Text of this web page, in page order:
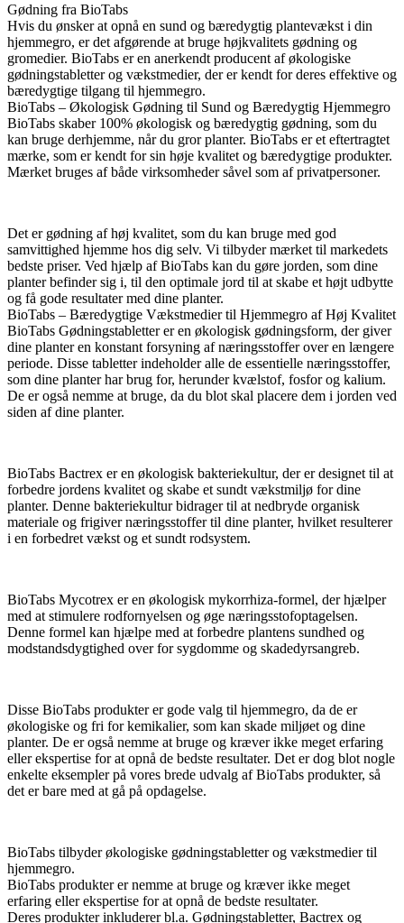
Gødning fra BioTabs
Hvis du ønsker at opnå en sund og bæredygtig plantevækst i din
hjemmegro, er det afgørende at bruge højkvalitets gødning og
gromedier. BioTabs er en anerkendt producent af økologiske
gødningstabletter og vækstmedier, der er kendt for deres effektive og
bæredygtige tilgang til hjemmegro.
BioTabs – Økologisk Gødning til Sund og Bæredygtig Hjemmegro
BioTabs skaber 100% økologisk og bæredygtig gødning, som du
kan bruge derhjemme, når du gror planter. BioTabs er et eftertragtet
mærke, som er kendt for sin høje kvalitet og bæredygtige produkter.
Mærket bruges af både virksomheder såvel som af privatpersoner.
Det er gødning af høj kvalitet, som du kan bruge med god
samvittighed hjemme hos dig selv. Vi tilbyder mærket til markedets
bedste priser. Ved hjælp af BioTabs kan du gøre jorden, som dine
planter befinder sig i, til den optimale jord til at skabe et højt udbytte
og få gode resultater med dine planter.
BioTabs – Bæredygtige Vækstmedier til Hjemmegro af Høj Kvalitet
BioTabs Gødningstabletter er en økologisk gødningsform, der giver
dine planter en konstant forsyning af næringsstoffer over en længere
periode. Disse tabletter indeholder alle de essentielle næringsstoffer,
som dine planter har brug for, herunder kvælstof, fosfor og kalium.
De er også nemme at bruge, da du blot skal placere dem i jorden ved
siden af dine planter.
BioTabs Bactrex er en økologisk bakteriekultur, der er designet til at
forbedre jordens kvalitet og skabe et sundt vækstmiljø for dine
planter. Denne bakteriekultur bidrager til at nedbryde organisk
materiale og frigiver næringsstoffer til dine planter, hvilket resulterer
i en forbedret vækst og et sundt rodsystem.
BioTabs Mycotrex er en økologisk mykorrhiza-formel, der hjælper
med at stimulere rodfornyelsen og øge næringsstofoptagelsen.
Denne formel kan hjælpe med at forbedre plantens sundhed og
modstandsdygtighed over for sygdomme og skadedyrsangreb.
Disse BioTabs produkter er gode valg til hjemmegro, da de er
økologiske og fri for kemikalier, som kan skade miljøet og dine
planter. De er også nemme at bruge og kræver ikke meget erfaring
eller ekspertise for at opnå de bedste resultater. Det er dog blot nogle
enkelte eksempler på vores brede udvalg af BioTabs produkter, så
det er bare med at gå på opdagelse.
​​BioTabs tilbyder økologiske gødningstabletter og vækstmedier til
hjemmegro.
BioTabs produkter er nemme at bruge og kræver ikke meget
erfaring eller ekspertise for at opnå de bedste resultater.
Deres produkter inkluderer bl.a. Gødningstabletter, Bactrex og